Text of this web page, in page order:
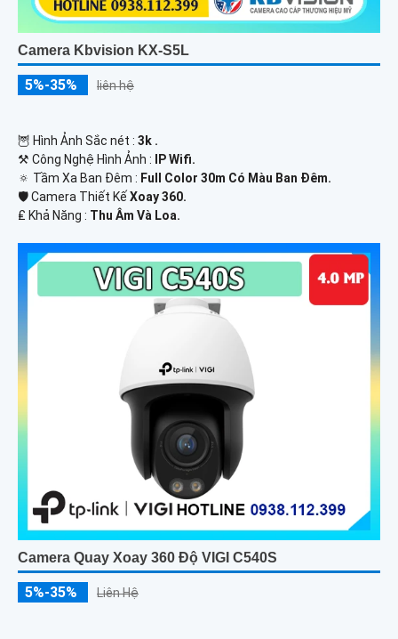
Camera Kbvision KX-S5L
5%-35% liên hệ
🦉 Hình Ảnh Sắc nét : 3k .
⚒ Công Nghệ Hình Ảnh :
IP Wifi.
🔅 Tầm Xa Ban Đêm : Full Color 30m Có Màu Ban Ðêm.
🛡 Camera Thiết Kế Xoay 360.
️₤ Khả Năng : Thu Âm Và Loa.
Camera Quay Xoay 360 Độ VIGI C540S
5%-35% Liên Hệ